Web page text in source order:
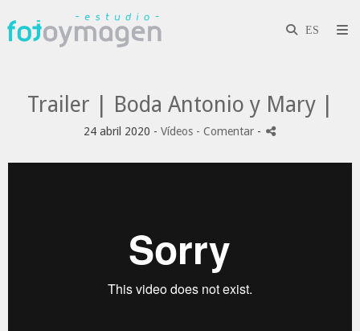
Trailer | Boda Antonio y Mary |
24 abril 2020 - Vídeos - Comentar -